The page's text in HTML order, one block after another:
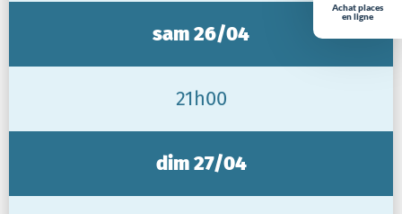
Achat places
en ligne
sam 26/04
21h00
dim 27/04